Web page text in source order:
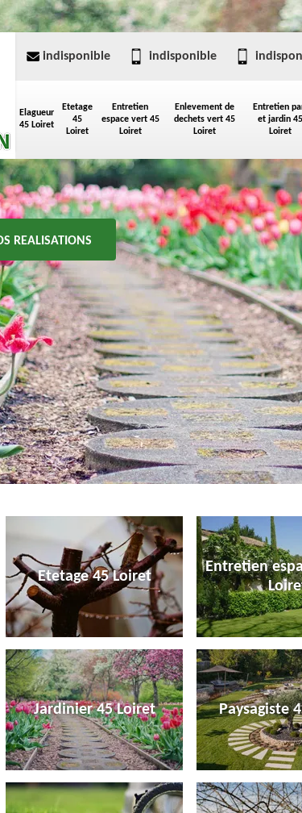
Elagueur
45 Loiret
Etetage
45
Loiret
Entretien
espace vert 45
Loiret
Enlevement de
dechets vert 45
Loiret
Entretien
et jardin 45
Loiret
indisponible indisponible
REALISATIONS
Etetage 45 Loiret
Entretien
Jardinier 45 Loiret Paysagiste